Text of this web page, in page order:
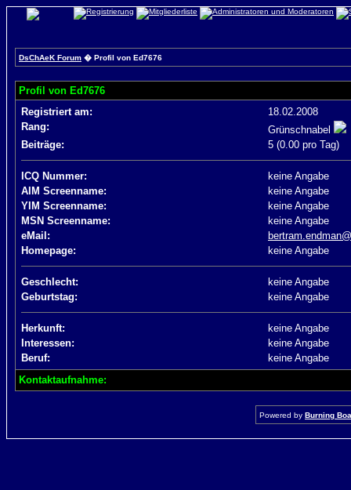
DsChAeK Forum � Profil von Ed7676
Profil von Ed7676
Registriert am:
18.02.2008
Rang:
Grünschnabel
Beiträge:
5 (0.00 pro Tag)
ICQ Nummer:
keine Angabe
AIM Screenname:
keine Angabe
YIM Screenname:
keine Angabe
MSN Screenname:
keine Angabe
eMail:
Homepage:
keine Angabe
Geschlecht:
keine Angabe
Geburtstag:
keine Angabe
Herkunft:
keine Angabe
Interessen:
keine Angabe
Beruf:
keine Angabe
Kontaktaufnahme:
Powered by Burning